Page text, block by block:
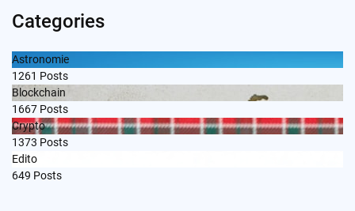
Categories
Astronomie
1261 Posts
Blockchain
1667 Posts
Crypto
1373 Posts
Edito
649 Posts